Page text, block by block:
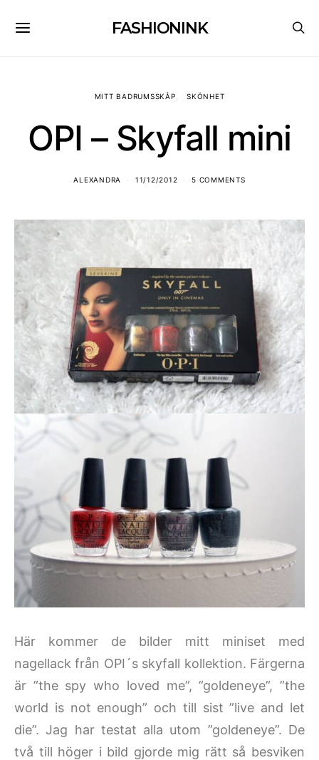
FASHIONINK
MITT BADRUMSSKÅP SKÖNHET
OPI – Skyfall mini
ALEXANDRA 11/12/2012 5 COMMENTS
Här kommer de bilder mitt miniset med
nagellack från OPI´s skyfall kollektion. Färgerna
är ”the spy who loved me”, ”goldeneye”, ”the
world is not enough” och till sist ”live and let
die”. Jag har testat alla utom ”goldeneye”. De
två till höger i bild gjorde mig rätt så besviken